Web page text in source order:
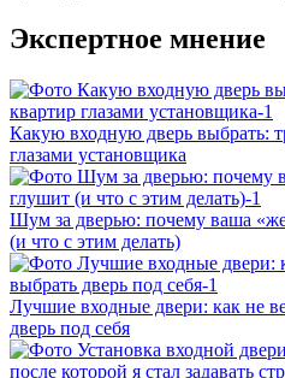
Экспертное мнение
Какую входную дверь выбрать:
глазами установщика
Шум за дверью: почему ваша
(и что с этим делать)
Лучшие входные двери: как не
дверь под себя